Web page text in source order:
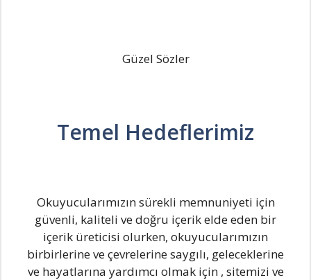
Güzel Sözler
Temel Hedeflerimiz
Okuyucularımızın sürekli memnuniyeti için
güvenli, kaliteli ve doğru içerik elde eden bir
içerik üreticisi olurken, okuyucularımızın
birbirlerine ve çevrelerine saygılı, geleceklerine
ve hayatlarına yardımcı olmak için , sitemizi ve